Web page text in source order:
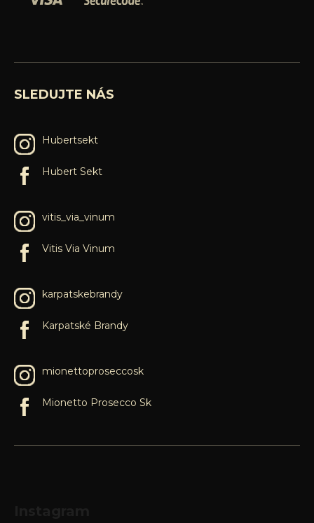
SLEDUJTE NÁS
Hubertsekt
Hubert Sekt
vitis_via_vinum
Vitis Via Vinum
karpatskebrandy
Karpatské Brandy
mionettoproseccosk
Mionetto Prosecco Sk